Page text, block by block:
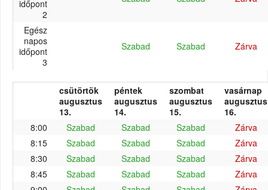
időpont
2
Egész
napos
időpont
3
Szabad Szabad Zárva
csütörtök
augusztus
13.
péntek
augusztus
14.
szombat
augusztus
15.
vasárnap
augusztus
16.
8:00
Szabad Szabad Szabad
Zárva
8:15
Szabad Szabad Szabad
Zárva
8:30
Szabad Szabad Szabad
Zárva
8:45
Szabad Szabad Szabad
Zárva